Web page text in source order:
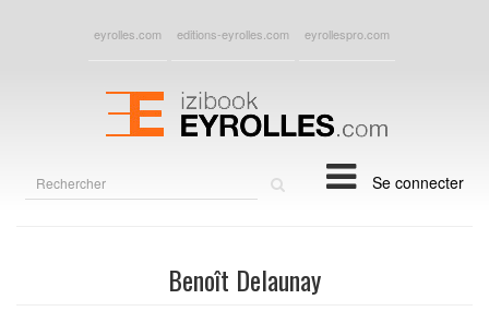
eyrolles.com editions-eyrolles.com eyrollespro.com
Se connecter
Benoît Delaunay